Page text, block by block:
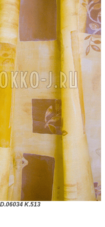
K.513